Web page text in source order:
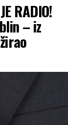
RADIO!
– iz